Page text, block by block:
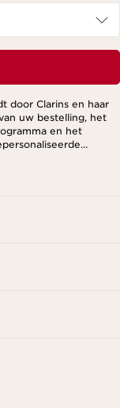
door Clarins en haar
uw bestelling, het
en het
aankopen en